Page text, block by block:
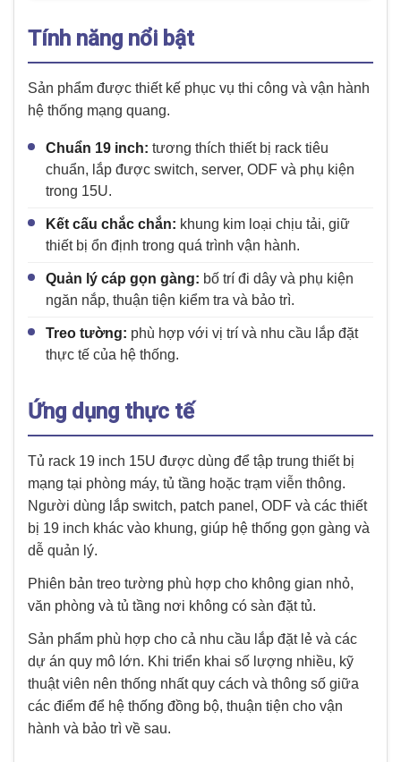
Tính năng nổi bật
Sản phẩm được thiết kế phục vụ thi công và vận hành
hệ thống mạng quang.
Chuẩn 19 inch: tương thích thiết bị rack tiêu
chuẩn, lắp được switch, server, ODF và phụ kiện
trong 15U.
Kết cấu chắc chắn: khung kim loại chịu tải, giữ
thiết bị ổn định trong quá trình vận hành.
Quản lý cáp gọn gàng: bố trí đi dây và phụ kiện
ngăn nắp, thuận tiện kiểm tra và bảo trì.
Treo tường: phù hợp với vị trí và nhu cầu lắp đặt
thực tế của hệ thống.
Ứng dụng thực tế
Tủ rack 19 inch 15U được dùng để tập trung thiết bị
mạng tại phòng máy, tủ tầng hoặc trạm viễn thông.
Người dùng lắp switch, patch panel, ODF và các thiết
bị 19 inch khác vào khung, giúp hệ thống gọn gàng và
dễ quản lý.
Phiên bản treo tường phù hợp cho không gian nhỏ,
văn phòng và tủ tầng nơi không có sàn đặt tủ.
Sản phẩm phù hợp cho cả nhu cầu lắp đặt lẻ và các
dự án quy mô lớn. Khi triển khai số lượng nhiều, kỹ
thuật viên nên thống nhất quy cách và thông số giữa
các điểm để hệ thống đồng bộ, thuận tiện cho vận
hành và bảo trì về sau.